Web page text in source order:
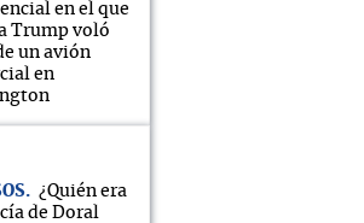
en el que
Trump voló
un avión
en
¿Quién era
de Doral